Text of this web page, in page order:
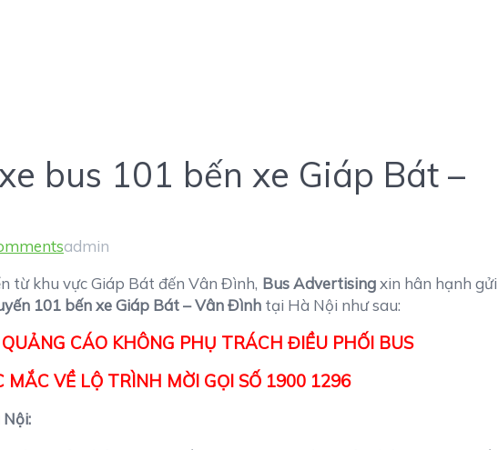
bus 101 bến xe Giáp Bát –
admin
từ khu vực Giáp Bát đến Vân Đình, Bus Advertisingxin hân hạnh gửi
101 bến xe Giáp Bát – Vân Đình tại Hà Nội như sau:
CÁO KHÔNG PHỤ TRÁCH ĐIỀU PHỐI BUS
MẮC VỀ LỘ TRÌNH MỜI GỌI SỐ 1900 1296